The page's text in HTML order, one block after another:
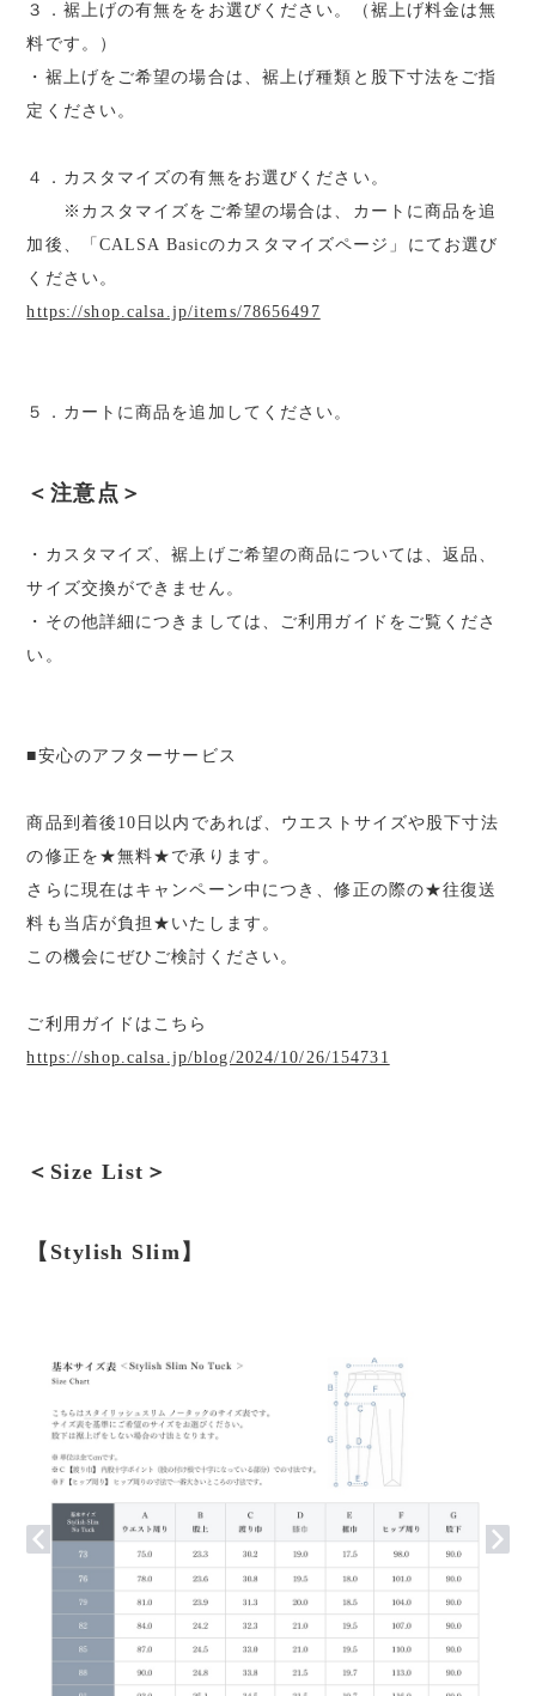
３．裾上げの有無ををお選びください。（裾上げ料金は無
料です。）
・裾上げをご希望の場合は、裾上げ種類と股下寸法をご指
定ください。
４．カスタマイズの有無をお選びください。
※カスタマイズをご希望の場合は、カートに商品を追
加後、「CALSA Basicのカスタマイズページ」にてお選び
ください。
https://shop.calsa.jp/items/78656497
５．カートに商品を追加してください。
＜注意点＞
・カスタマイズ、裾上げご希望の商品については、返品、
サイズ交換ができません。
・その他詳細につきましては、ご利用ガイドをご覧くださ
い。
■安心のアフターサービス
商品到着後10日以内であれば、ウエストサイズや股下寸法
の修正を★無料★で承ります。
さらに現在はキャンペーン中につき、修正の際の★往復送
料も当店が負担★いたします。
この機会にぜひご検討ください。
ご利用ガイドはこちら
https://shop.calsa.jp/blog/2024/10/26/154731
＜Size List＞
【Stylish Slim】